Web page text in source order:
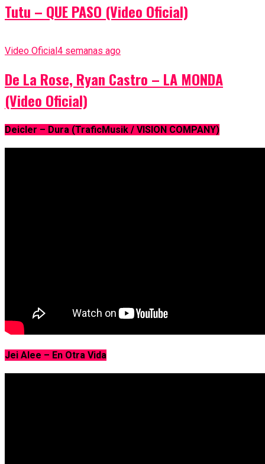
Tutu – QUE PASO (Video Oficial)
Video Oficial 4 semanas ago
De La Rose, Ryan Castro – LA MONDA
(Video Oficial)
Deicler – Dura (TraficMusik / VISION COMPANY)
Jei Alee – En Otra Vida